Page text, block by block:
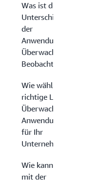
Was ist der
Unterschied zwischen
der
Anwendungsleistungs-
Überwachung und
Beobachtbarkeit?
Wie wählen Sie die
richtige Lösung zur
Überwachung der
Anwendungsleistung
für Ihr
Unternehmen?
Wie kann AWS Ihnen
mit der